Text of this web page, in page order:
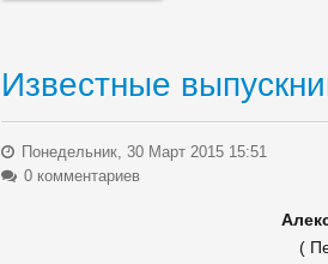
Известные
Понедельник, 30 Март 2015 15:51
0 комментариев
(